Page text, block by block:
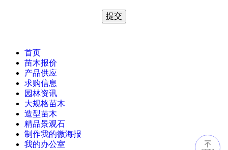
首页
苗木报价
产品供应
求购信息
园林资讯
大规格苗木
造型苗木
精品景观石
制作我的微海报
我的办公室